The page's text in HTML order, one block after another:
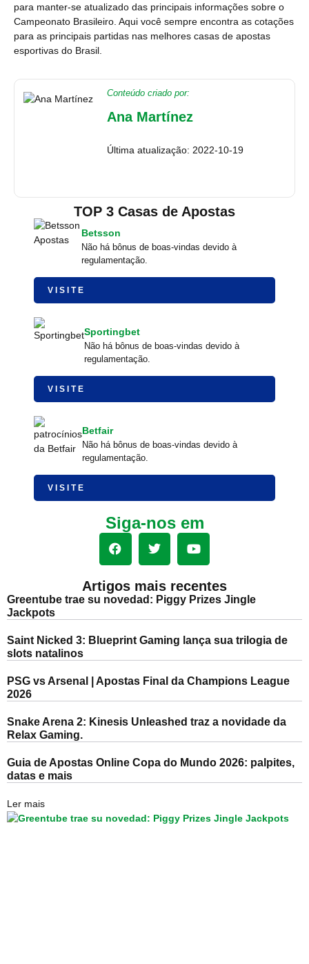
para manter-se atualizado das principais informações sobre o
Campeonato Brasileiro. Aqui você sempre encontra as cotações
para as principais partidas nas melhores casas de apostas
esportivas do Brasil.
Conteúdo criado por:
Ana Martínez
Última atualização: 2022-10-19
TOP 3 Casas de Apostas
Betsson
Não há bônus de boas-vindas devido à
regulamentação.
VISITE
Sportingbet
Não há bônus de boas-vindas devido à
regulamentação.
VISITE
Betfair
Não há bônus de boas-vindas devido à
regulamentação.
VISITE
Siga-nos em
Artigos mais recentes
Greentube trae su novedad: Piggy Prizes Jingle
Jackpots
Saint Nicked 3: Blueprint Gaming lança sua trilogia de
slots natalinos
PSG vs Arsenal | Apostas Final da Champions League
2026
Snake Arena 2: Kinesis Unleashed traz a novidade da
Relax Gaming.
Guia de Apostas Online Copa do Mundo 2026: palpites,
datas e mais
Ler mais